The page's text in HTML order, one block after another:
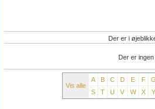
Der er i
Der er
Vis alle
A B C D E F
S
T U V W X Y